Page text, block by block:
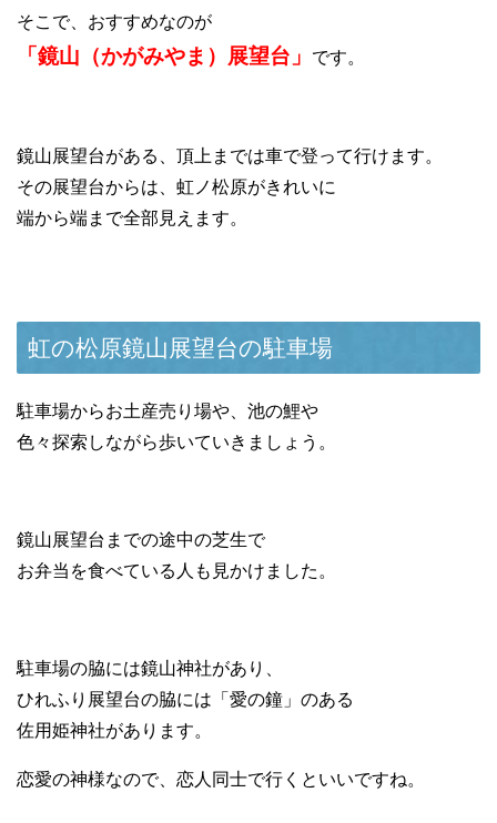
そこで、おすすめなのが
「鏡山（かがみやま）展望台」 です。
鏡山展望台がある、頂上までは車で登って行けます。
その展望台からは、虹ノ松原がきれいに
端から端まで全部見えます。
虹の松原鏡山展望台の駐車場
駐車場からお土産売り場や、池の鯉や
色々探索しながら歩いていきましょう。
鏡山展望台までの途中の芝生で
お弁当を食べている人も見かけました。
駐車場の脇には鏡山神社があり、
ひれふり展望台の脇には「愛の鐘」のある
佐用姫神社があります。
恋愛の神様なので、恋人同士で行くといいですね。